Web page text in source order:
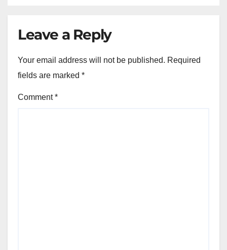
Leave a Reply
Your email address will not be published. Required
fields are marked *
Comment*